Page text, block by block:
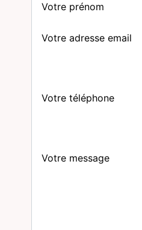
Votre prénom
Votre adresse email
Votre téléphone
Votre message